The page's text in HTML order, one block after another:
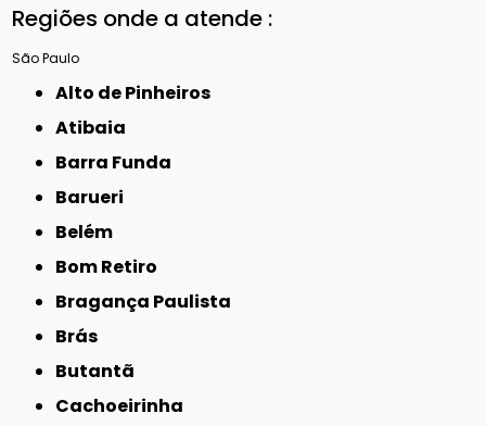
Regiões onde a atende :
São Paulo
Alto de Pinheiros
Atibaia
Barra Funda
Barueri
Belém
Bom Retiro
Bragança Paulista
Brás
Butantã
Cachoeirinha